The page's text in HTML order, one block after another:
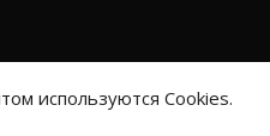
используются Cookies.